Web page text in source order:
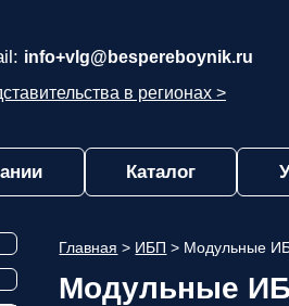
info+vlg@bespereboynik.ru
в регионах >
Каталог
Главная > ИБП > Модульные
Модульные